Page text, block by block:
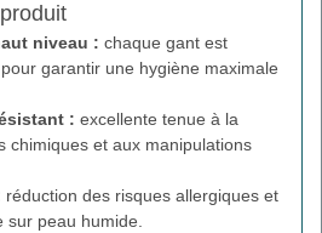
niveau : chaque gant est
garantir une hygiène maximale
: excellente tenue à la
chimiques et aux manipulations
réduction des risques allergiques et
sur peau humide.